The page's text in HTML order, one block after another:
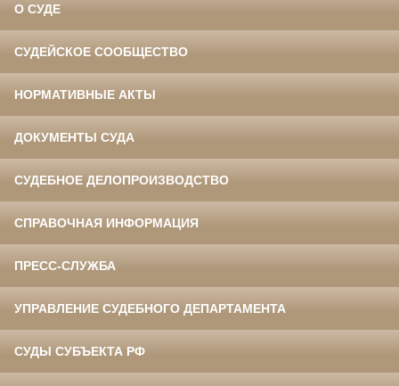
О СУДЕ
СУДЕЙСКОЕ СООБЩЕСТВО
НОРМАТИВНЫЕ АКТЫ
ДОКУМЕНТЫ СУДА
СУДЕБНОЕ ДЕЛОПРОИЗВОДСТВО
СПРАВОЧНАЯ ИНФОРМАЦИЯ
ПРЕСС-СЛУЖБА
УПРАВЛЕНИЕ СУДЕБНОГО ДЕПАРТАМЕНТА
СУДЫ СУБЪЕКТА РФ